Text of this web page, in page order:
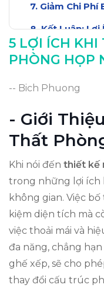
Giảm Chi Phí
Kết Luận:
5 LỢI ÍCH KHI
PHÒNG HỌP
-- Bich Phuong
- Giới
Thất
Khi nói đến thiết kế
trong những lợi ích
không gian. Việc
kiệm diện tích mà
việc thoải mái và
đa năng, chẳng
ghế xếp, sẽ cho
thay đổi cấu trúc